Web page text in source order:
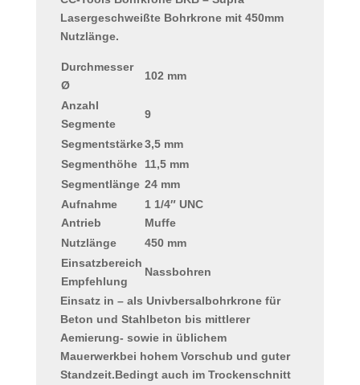
Lasergeschweißte Bohrkrone mit 450mm
Nutzlänge.
Durchmesser
Ø
102 mm
Anzahl
Segmente
9
Segmentstärke3,5 mm
Segmenthöhe
11,5 mm
Segmentlänge 24 mm
Aufnahme
Antrieb
1 1/4″ UNC
Muffe
Nutzlänge
450 mm
Einsatzbereich
Empfehlung
Nassbohren
Einsatz in – als Univbersalbohrkrone für
Beton und Stahlbeton bis mittlerer
Aemierung- sowie in üblichem
Mauerwerkbei hohem Vorschub und guter
Standzeit.Bedingt auch im Trockenschnitt